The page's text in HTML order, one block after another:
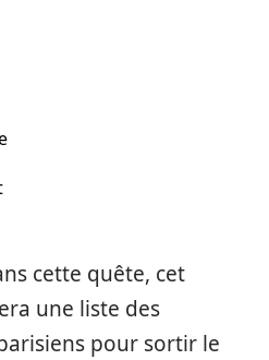
cette quête, cet
une liste des
pour sortir le